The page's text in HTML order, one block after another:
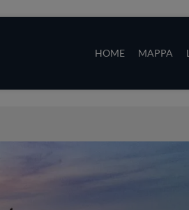
HOME MAPPA